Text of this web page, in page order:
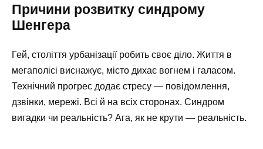
Причини розвитку синдрому
Шенгера
Гей, століття урбанізації робить своє діло. Життя в
мегаполісі виснажує, місто дихає вогнем і галасом.
Технічний прогрес додає стресу — повідомлення,
дзвінки, мережі. Всі й на всіх сторонах. Синдром
вигадки чи реальність? Ага, як не крути — реальність.